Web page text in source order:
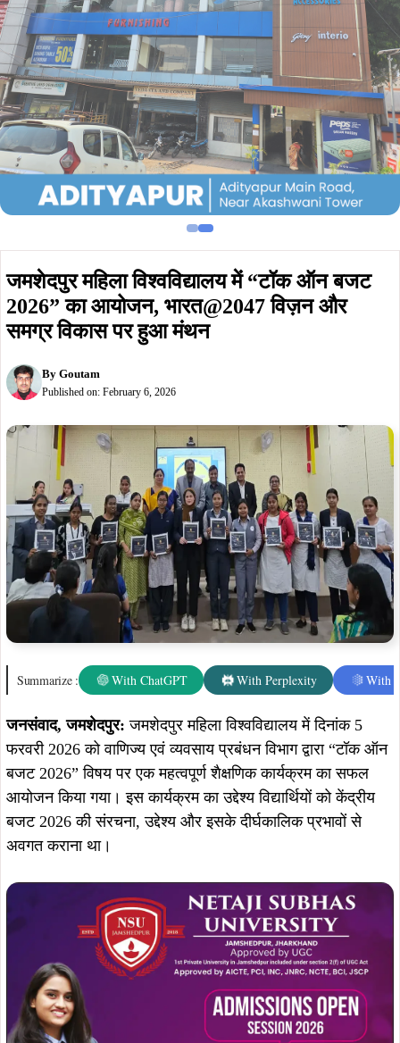
जमशेदपुर महिला विश्वविद्यालय में “टॉक ऑन बजट
2026” का आयोजन, भारत@2047 विज़न और
समग्र विकास पर हुआ मंथन
By Goutam
Published on: February 6, 2026
Summarize : With ChatGPT With Perplexity With
जनसंवाद, जमशेदपुर: जमशेदपुर महिला विश्वविद्यालय में दिनांक 5
फरवरी 2026 को वाणिज्य एवं व्यवसाय प्रबंधन विभाग द्वारा “टॉक ऑन
बजट 2026” विषय पर एक महत्वपूर्ण शैक्षणिक कार्यक्रम का सफल
आयोजन किया गया। इस कार्यक्रम का उद्देश्य विद्यार्थियों को केंद्रीय
बजट 2026 की संरचना, उद्देश्य और इसके दीर्घकालिक प्रभावों से
अवगत कराना था।